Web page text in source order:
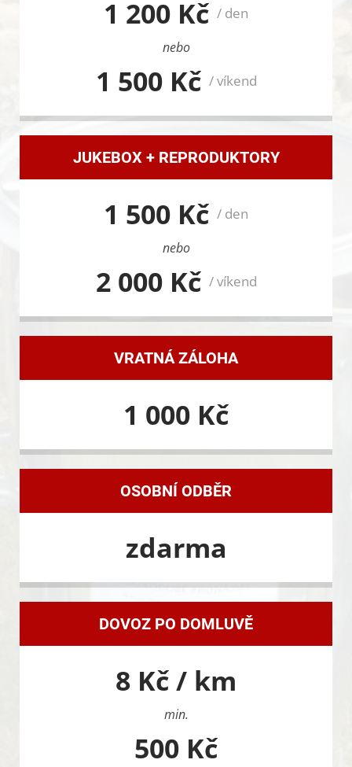
1 200 Kč / den
nebo
1 500 Kč / víkend
JUKEBOX + REPRODUKTORY
1 500 Kč / den
nebo
2 000 Kč / víkend
VRATNÁ ZÁLOHA
1 000 Kč
OSOBNÍ ODBĚR
zdarma
DOVOZ PO DOMLUVĚ
8 Kč / km
min.
500 Kč